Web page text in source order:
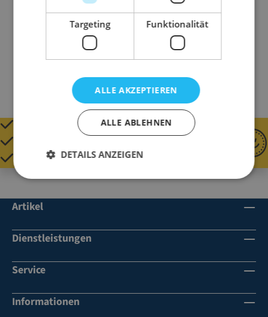
Material
Gurtmaß
QUALITÄT SEIT 1920
GÜNSTIGE PREISE
SCHNELL GELIEFERT
Artikel
Dienstleistungen
Service
Informationen
Targeting Funktionalität
ALLE AKZEPTIEREN
ALLE ABLEHNEN
DETAILS ANZEIGEN